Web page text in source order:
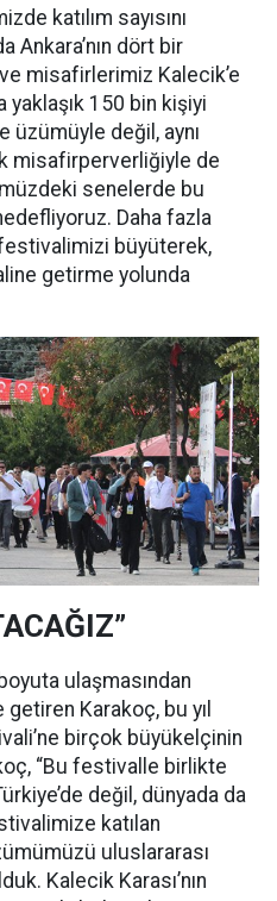
katılım sayısını
Ankara’nın dört bir
misafirlerimiz Kalecik’e
yaklaşık 150 bin kişiyi
üzümüyle değil, aynı
misafirperverliğiyle de
senelerde bu
hedefliyoruz. Daha fazla
festivalimizi büyüterek,
getirme yolunda
ulaşmasından
Karakoç, bu yıl
birçok büyükelçinin
“Bu festivalle birlikte
değil, dünyada da
katılan
uluslararası
Kalecik Karası’nın